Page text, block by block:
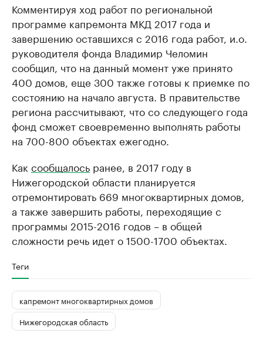
Комментируя ход работ по региональной
программе капремонта МКД 2017 года и
завершению оставшихся с 2016 года работ, и.о.
руководителя фонда Владимир Челомин
сообщил, что на данный момент уже принято
400 домов, еще 300 также готовы к приемке по
состоянию на начало августа. В правительстве
региона рассчитывают, что со следующего года
фонд сможет своевременно выполнять работы
на 700-800 объектах ежегодно.
Как сообщалось ранее, в 2017 году в
Нижегородской области планируется
отремонтировать 669 многоквартирных домов,
а также завершить работы, переходящие с
программы 2015-2016 годов – в общей
сложности речь идет о 1500-1700 объектах.
Теги
капремонт многоквартирных домов
Нижегородская область